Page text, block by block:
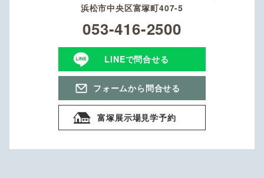
浜松市中央区富塚町407-5
053-416-2500
LINEで問合せる
フォームから問合せる
富塚展示場見学予約